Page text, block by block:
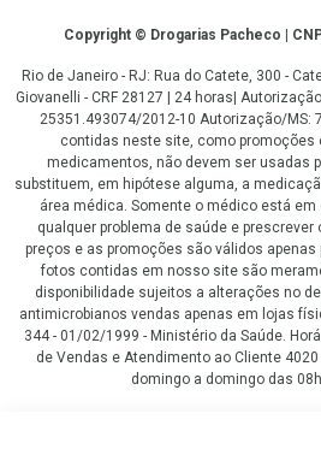
CopyrightCopyright © Drogarias Pacheco |
Rio de Janeiro - RJ: Rua do Catete, 300 -
Giovanelli - CRF 28127 | 24 horas|
25351.493074/2012-10 Autorização/MS:
contidas neste site, como promoções
medicamentos, não devem ser usadas
substituem, em hipótese alguma, a
área médica. Somente o médico está
qualquer problema de saúde e
preços e as promoções são válidos
fotos contidas em nosso site são
disponibilidade sujeitos a alterações no
antimicrobianos vendas apenas em lojas
344 - 01/02/1999 - Ministério da Saúde.
de Vendas e Atendimento ao Cliente
domingo a domingo das